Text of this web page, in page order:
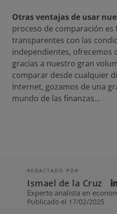
Otras ventajas de usar
proceso de comparación es
transparentes con las
independientes, ofrecemos
gracias a nuestro gran
comparar desde cualquier
Internet, gozamos de una
mundo de las finanzas...
REDACTADO POR
Ismael de la Cruz
Experto analista en
Publicado el 17/02/2025